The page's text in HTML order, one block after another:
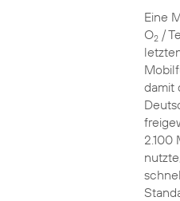
Eine
O2/
damit
2.100